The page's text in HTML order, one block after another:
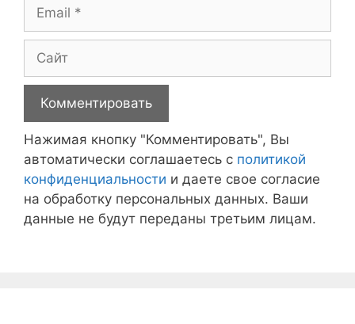
Нажимая кнопку "Комментировать", Вы
автоматически соглашаетесь с политикой
конфиденциальности и даете свое согласие
на обработку персональных данных. Ваши
данные не будут переданы третьим лицам.